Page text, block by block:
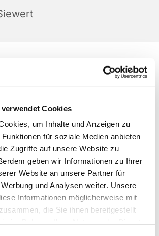
Cookies
um Inhalte und Anzeigen zu
für soziale Medien anbieten
Zugriffe auf unsere Website zu
geben wir Informationen zu Ihrer
Website an unsere Partner für
und Analysen weiter. Unsere
Informationen möglicherweise mit
die Sie ihnen bereitgestellt